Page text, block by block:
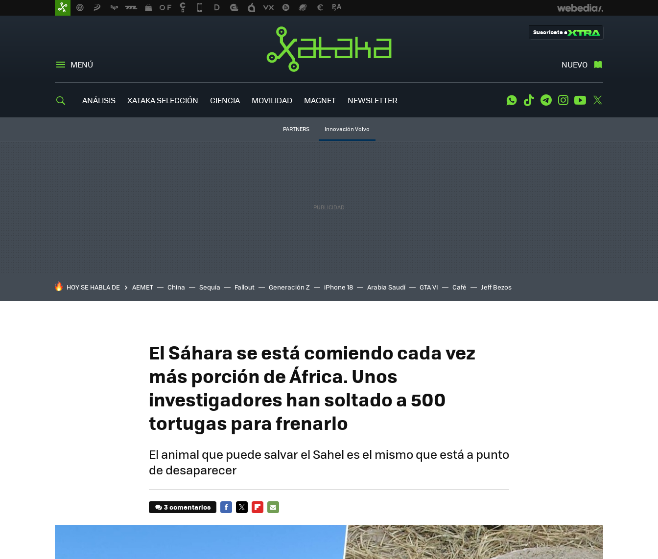
MENÚ NUEVO
Suscríbete a
ANÁLISIS XATAKA SELECCIÓN CIENCIA MOVILIDAD MAGNET NEWSLETTER WhatsApp
Tiktok TelegramInstagramYoutube
PARTNERS Innovación Volvo
HOY SE HABLA DE AEMET China Sequía Fallout Generación Z iPhone 18 Arabia Saudí GTA VI Café Jeff Bezos
El Sáhara se está comiendo cada vez
más porción de África. Unos
investigadores han soltado a 500
tortugas para frenarlo
El animal que puede salvar el Sahel es el mismo que está a punto
de desaparecer
3 comentarios